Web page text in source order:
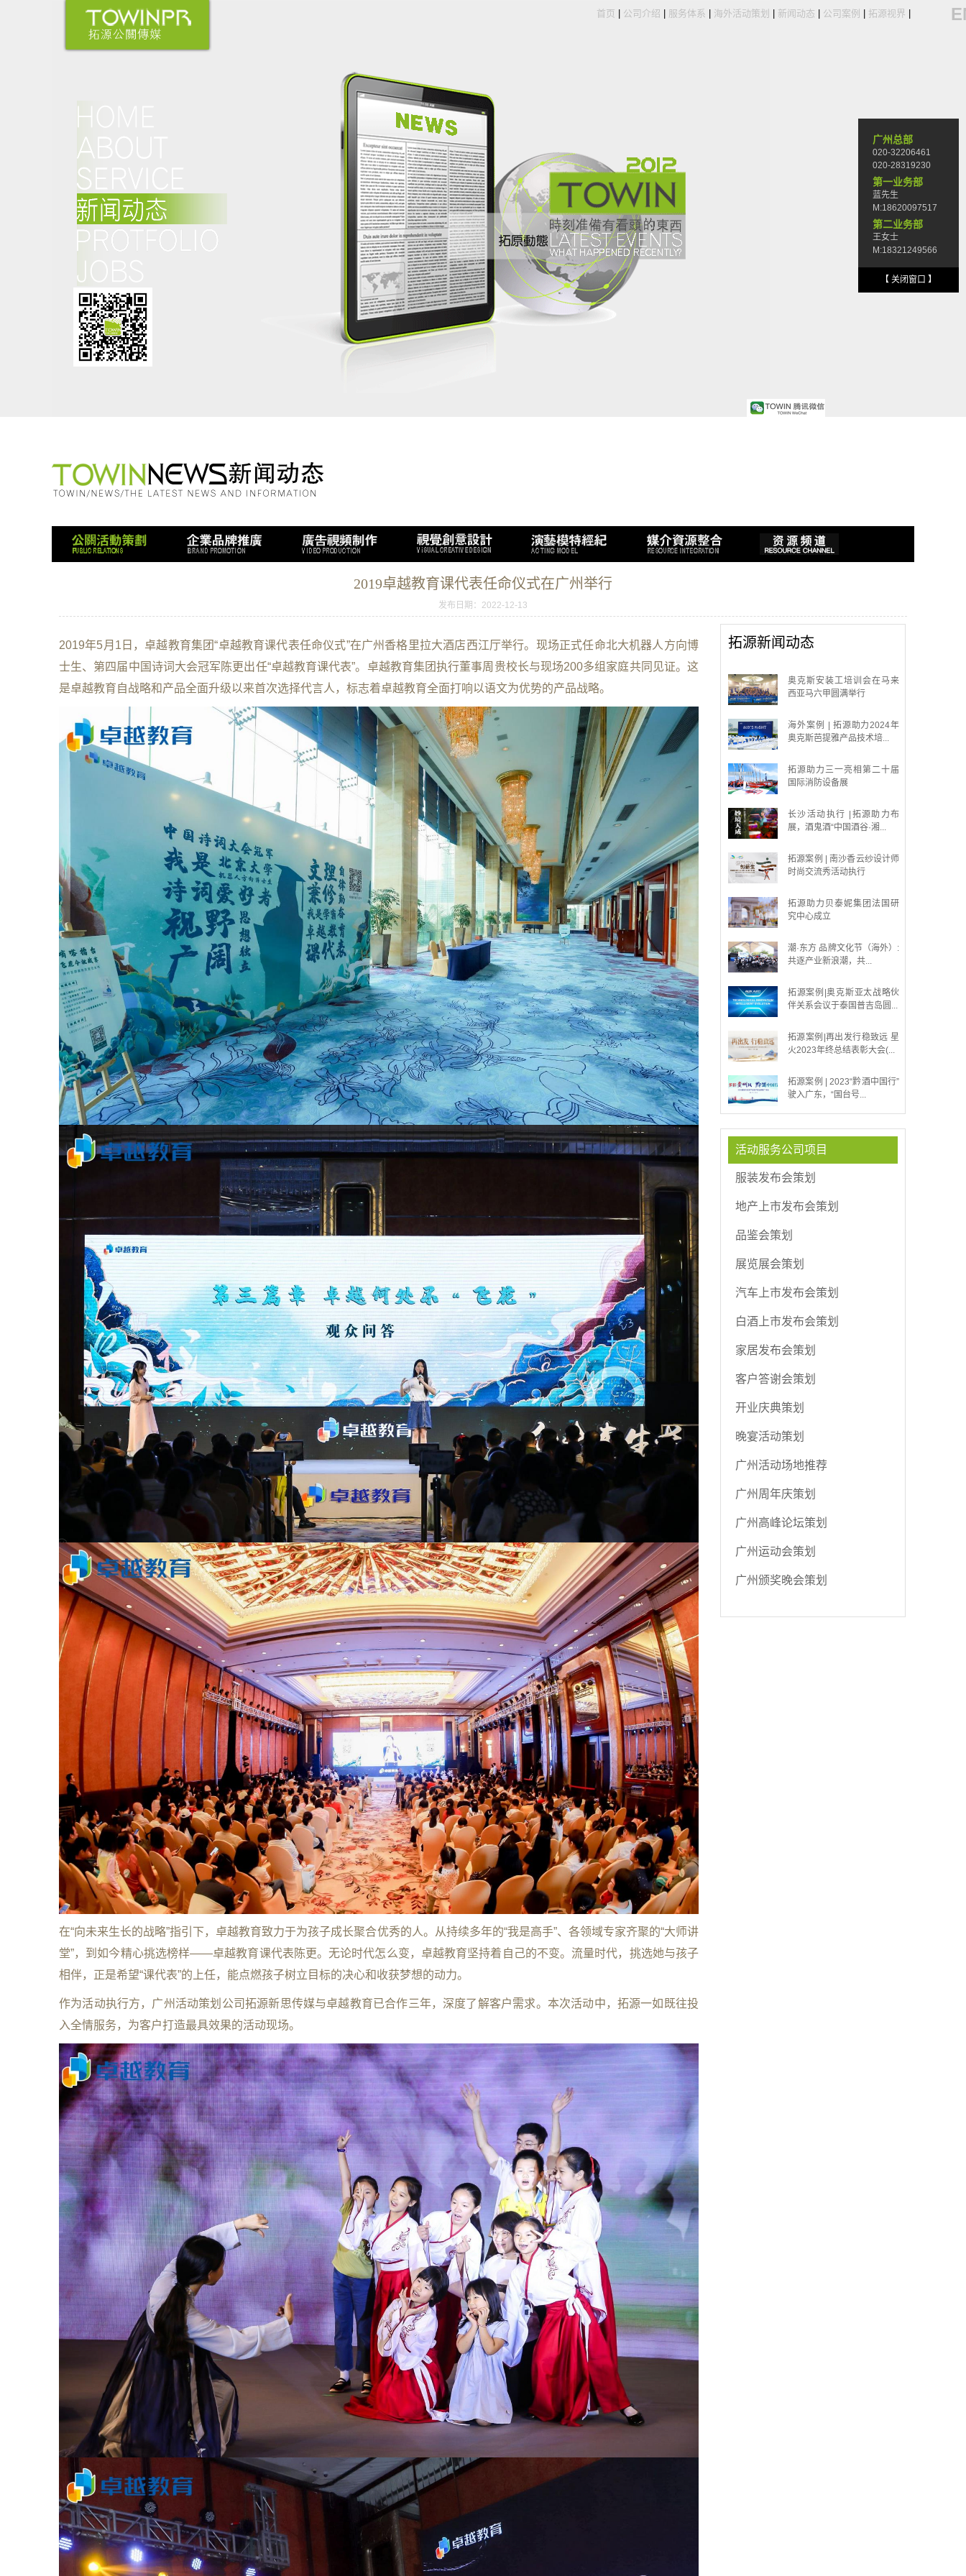
首页 公司介绍 服务体系 海外活动策划 新闻动态 公司案例 拓源视界
2019卓越教育课代表任命仪式在广州举行
发布日期：2022-12-13
2019年5月1日，卓越教育集团“卓越教育课代表任命仪式”在广州香格里拉大酒店西江厅举行。现场正式任命北大机器人方向博
士生、第四届中国诗词大会冠军陈更出任“卓越教育课代表”。卓越教育集团执行董事周贵校长与现场200多组家庭共同见证。这
是卓越教育自战略和产品全面升级以来首次选择代言人，标志着卓越教育全面打响以语文为优势的产品战略。
在“向未来生长的战略”指引下，卓越教育致力于为孩子成长聚合优秀的人。从持续多年的“我是高手”、各领域专家齐聚的“大师讲
堂”，到如今精心挑选榜样——卓越教育课代表陈更。无论时代怎么变，卓越教育坚持着自己的不变。流量时代，挑选她与孩子
相伴，正是希望“课代表”的上任，能点燃孩子树立目标的决心和收获梦想的动力。
作为活动执行方，广州活动策划公司拓源新思传媒与卓越教育已合作三年，深度了解客户需求。本次活动中，拓源一如既往投
入全情服务，为客户打造最具效果的活动现场。
拓源新闻动态
奥克斯安装工培训会在马来
西亚马六甲圆满举行
海外案例 | 拓源助力2024年
奥克斯芭提雅产品技术培...
拓源助力三一亮相第二十届
国际消防设备展
长沙活动执行 |拓源助力布
展，酒鬼酒“中国酒谷·湘...
拓源案例 | 南沙香云纱设计师
时尚交流秀活动执行
拓源助力贝泰妮集团法国研
究中心成立
潮·东方 品牌文化节（海外）:
共逐产业新浪潮，共...
拓源案例|奥克斯亚太战略伙
伴关系会议于泰国普吉岛圆...
拓源案例|再出发行稳致远 星
火2023年终总结表彰大会(...
拓源案例 | 2023“黔酒中国行”
驶入广东，“国台号...
活动服务公司项目
服装发布会策划
地产上市发布会策划
品鉴会策划
展览展会策划
汽车上市发布会策划
白酒上市发布会策划
家居发布会策划
客户答谢会策划
开业庆典策划
晚宴活动策划
广州活动场地推荐
广州周年庆策划
广州高峰论坛策划
广州运动会策划
广州颁奖晚会策划
广州总部
020-32206461
020-28319230
第一业务部
蓝先生
M:18620097517
第二业务部
王女士
M:18321249566
【 关闭窗口 】